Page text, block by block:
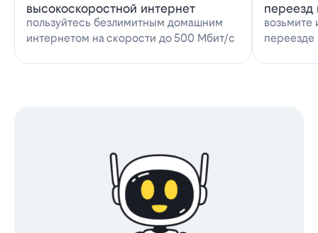
высокоскоростной интернет
пользуйтесь безлимитным домашним
интернетом на скорости до 500 Мбит/с
переезд
возьмите
переезде